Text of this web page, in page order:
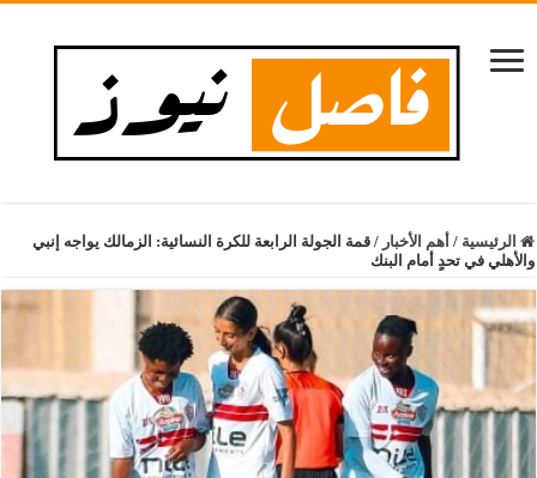
الرئيسية / أهم الأخبار / قمة الجولة الرابعة للكرة النسائية: الزمالك يواجه إنبي
والأهلي في تحدٍ أمام البنك